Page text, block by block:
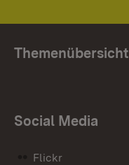
Themenübersicht
Social Media
Flickr